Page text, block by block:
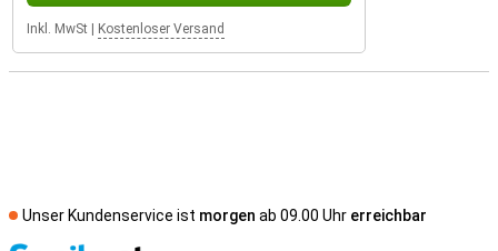
Inkl. MwSt Kostenloser Versand
Unser Kundenservice ist morgen ab 09.00 Uhr erreichbar